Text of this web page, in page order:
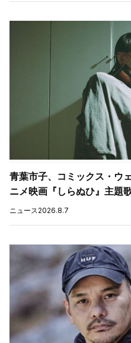
青葉市子、コミックス・ウ
ニメ映画『しらぬひ』主題
ニュース2026.8.7